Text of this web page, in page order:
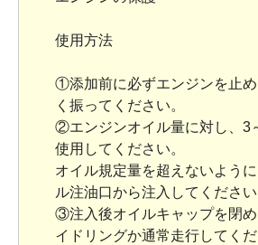
使用方法
①添加前に必ずエンジンを止め
く振ってください。
②エンジンオイル量に対し、3
使用してください。
オイル規定量を超えないよう
ル注油口から注入してください
③注入後オイルキャップを閉
イドリングか通常走行してくだ